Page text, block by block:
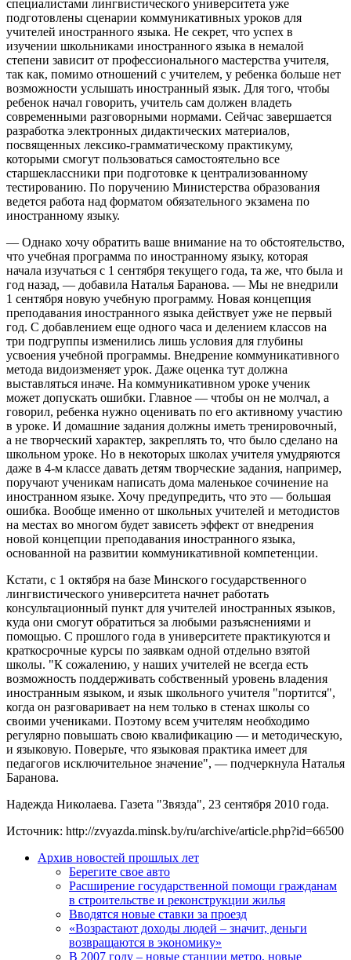
специалистами лингвистического университета уже
подготовлены сценарии коммуникативных уроков для
учителей иностранного языка. Не секрет, что успех в
изучении школьниками иностранного языка в немалой
степени зависит от профессионального мастерства учителя,
так как, помимо отношений с учителем, у ребенка больше нет
возможности услышать иностранный язык. Для того, чтобы
ребенок начал говорить, учитель сам должен владеть
современными разговорными нормами. Сейчас завершается
разработка электронных дидактических материалов,
посвященных лексико-грамматическому практикуму,
которыми смогут пользоваться самостоятельно все
старшеклассники при подготовке к централизованному
тестированию. По поручению Министерства образования
ведется работа над форматом обязательного экзамена по
иностранному языку.
— Однако хочу обратить ваше внимание на то обстоятельство,
что учебная программа по иностранному языку, которая
начала изучаться с 1 сентября текущего года, та же, что была и
год назад, — добавила Наталья Баранова. — Мы не внедрили
1 сентября новую учебную программу. Новая концепция
преподавания иностранного языка действует уже не первый
год. С добавлением еще одного часа и делением классов на
три подгруппы изменились лишь условия для глубины
усвоения учебной программы. Внедрение коммуникативного
метода видоизменяет урок. Даже оценка тут должна
выставляться иначе. На коммуникативном уроке ученик
может допускать ошибки. Главное — чтобы он не молчал, а
говорил, ребенка нужно оценивать по его активному участию
в уроке. И домашние задания должны иметь тренировочный,
а не творческий характер, закреплять то, что было сделано на
школьном уроке. Но в некоторых школах учителя умудряются
даже в 4-м классе давать детям творческие задания, например,
поручают ученикам написать дома маленькое сочинение на
иностранном языке. Хочу предупредить, что это — большая
ошибка. Вообще именно от школьных учителей и методистов
на местах во многом будет зависеть эффект от внедрения
новой концепции преподавания иностранного языка,
основанной на развитии коммуникативной компетенции.
Кстати, с 1 октября на базе Минского государственного
лингвистического университета начнет работать
консультационный пункт для учителей иностранных языков,
куда они смогут обратиться за любыми разъяснениями и
помощью. С прошлого года в университете практикуются и
краткосрочные курсы по заявкам одной отдельно взятой
школы. "К сожалению, у наших учителей не всегда есть
возможность поддерживать собственный уровень владения
иностранным языком, и язык школьного учителя "портится",
когда он разговаривает на нем только в стенах школы со
своими учениками. Поэтому всем учителям необходимо
регулярно повышать свою квалификацию — и методическую,
и языковую. Поверьте, что языковая практика имеет для
педагогов исключительное значение", — подчеркнула Наталья
Баранова.
Надежда Николаева. Газета "Звязда", 23 сентября 2010 года.
Источник: http://zvyazda.minsk.by/ru/archive/article.php?id=66500
Архив новостей прошлых лет
Берегите свое авто
Расширение государственной помощи гражданам
в строительстве и реконструкции жилья
Вводятся новые ставки за проезд
«Возрастают доходы людей – значит, деньги
возвращаются в экономику»
В 2007 году – новые станции метро, новые